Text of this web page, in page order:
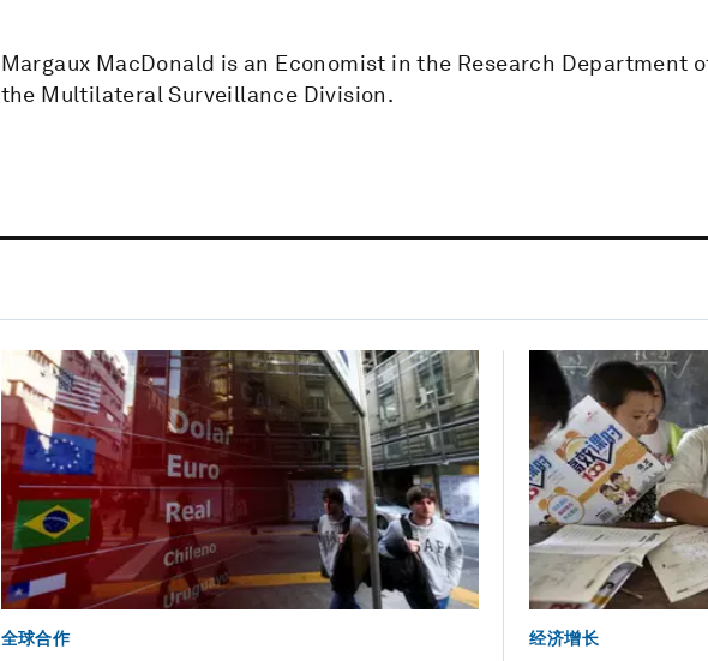
Margaux MacDonald is an Economist in the Research Department
the Multilateral Surveillance Division.
全球合作 经济增长